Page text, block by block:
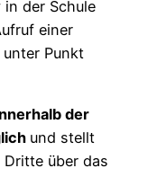
in der Schule
einer
Punkt
der
und stellt
über das